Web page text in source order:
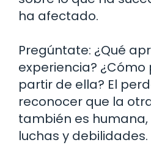
ha afectado.
Pregúntate: ¿Qué
experiencia?
partir de ella? El
reconocer que la
también es
luchas y debilidades.